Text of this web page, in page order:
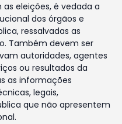
eleições, é vedada a
dos órgãos e
ressalvadas as
Também devem ser
autoridades, agentes
ou resultados da
as informações
legais,
que não apresentem